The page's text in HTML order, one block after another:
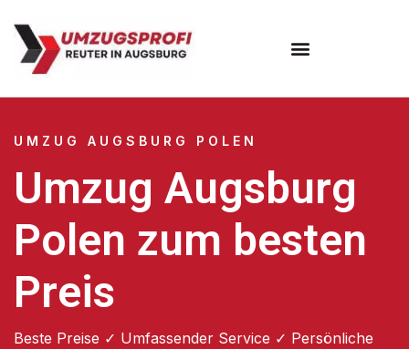
UMZUG AUGSBURG POLEN
Umzug Augsburg
Polen zum besten
Preis
Beste Preise ✓ Umfassender Service ✓ Persönliche